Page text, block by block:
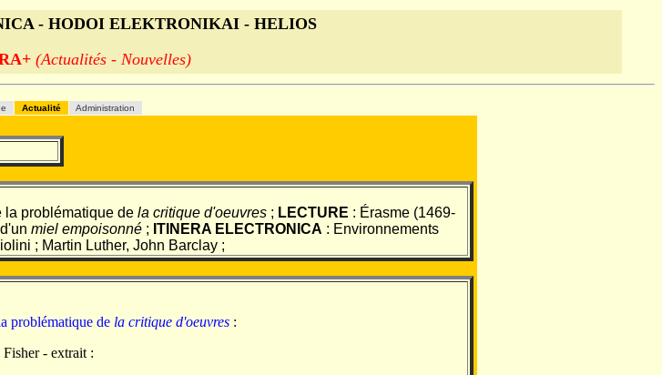
- HODOI ELEKTRONIKAI - HELIOS
(Actualités - Nouvelles)
Actualité Administration
la problématique de la critique d'oeuvres ; LECTURE : Érasme (1469-
miel empoisonné ; ITINERA ELECTRONICA : Environnements
; Martin Luther, John Barclay ;
problématique de la critique d'oeuvres :
- extrait :